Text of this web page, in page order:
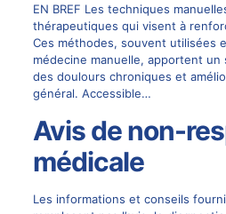
EN BREF Les techniques
thérapeutiques qui visent à
Ces méthodes, souvent utilisées
médecine manuelle, apportent un
des doulours chroniques et
général. Accessible…
Avis de non-
médicale
Les informations et conseils